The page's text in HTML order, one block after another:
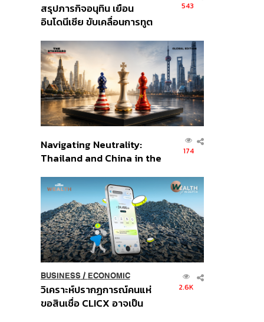
สรุปภารกิจอนุทิน เยือน
อินโดนีเซีย ขับเคลื่อนการทูต
ส่วนยุทธศาสตร์ไทย –
อินโดนีเซีย
543
Navigating Neutrality:
Thailand and China in the
Order
174
BUSINESS/ ECONOMIC
วิเคราะห์ปรากฏการณ์คนแห่
ขอสินเชื่อ CLICX อาจเป็น
2.6K